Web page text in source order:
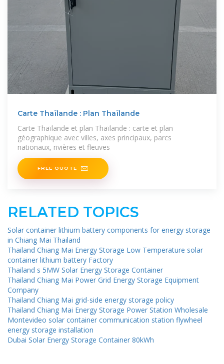
Carte Thaïlande : Plan Thaïlande
Carte Thaïlande et plan Thaïlande : carte et plan
géographique avec villes, axes principaux, parcs
nationaux, rivières et fleuves
FREE QUOTE
RELATED TOPICS
Solar container lithium battery components for energy storage
in Chiang Mai Thailand
Thailand Chiang Mai Energy Storage Low Temperature solar
container lithium battery Factory
Thailand s 5MW Solar Energy Storage Container
Thailand Chiang Mai Power Grid Energy Storage Equipment
Company
Thailand Chiang Mai grid-side energy storage policy
Thailand Chiang Mai Energy Storage Power Station Wholesale
Montevideo solar container communication station flywheel
energy storage installation
Dubai Solar Energy Storage Container 80kWh